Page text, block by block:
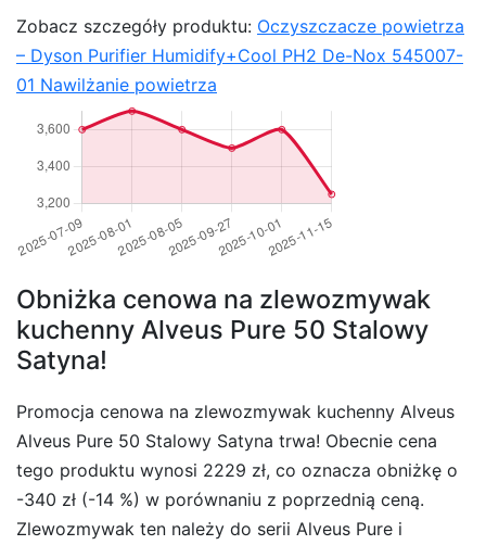
Zobacz szczegóły produktu: Oczyszczacze powietrza
– Dyson Purifier Humidify+Cool PH2 De-Nox 545007-
01 Nawilżanie powietrza
Obniżka cenowa na zlewozmywak
kuchenny Alveus Pure 50 Stalowy
Satyna!
Promocja cenowa na zlewozmywak kuchenny Alveus
Alveus Pure 50 Stalowy Satyna trwa! Obecnie cena
tego produktu wynosi 2229 zł, co oznacza obniżkę o
-340 zł (-14 %) w porównaniu z poprzednią ceną.
Zlewozmywak ten należy do serii Alveus Pure i